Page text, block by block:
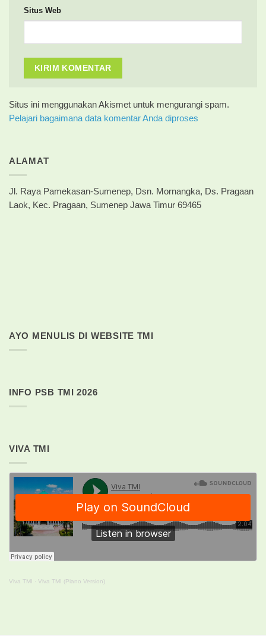
Situs Web
Situs ini menggunakan Akismet untuk mengurangi spam.
Pelajari bagaimana data komentar Anda diproses
ALAMAT
Jl. Raya Pamekasan-Sumenep, Dsn. Mornangka, Ds. Pragaan
Laok, Kec. Pragaan, Sumenep Jawa Timur 69465
AYO MENULIS DI WEBSITE TMI
INFO PSB TMI 2026
VIVA TMI
Viva TMI · Viva TMI (Piano Version)